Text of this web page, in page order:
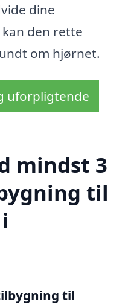
dine
den rette
om hjørnet.
uforpligtende
mindst 3
til
til